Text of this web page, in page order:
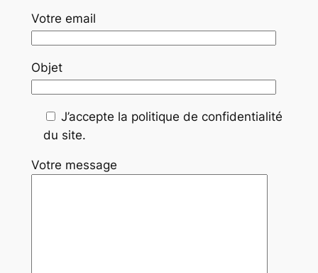
Votre email
Objet
J’accepte la politique de confidentialité
du site.
Votre message